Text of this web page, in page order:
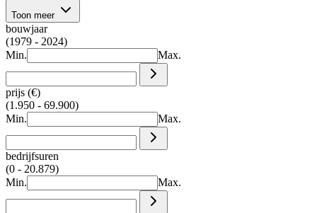
Toon meer
bouwjaar
(1979 - 2024)
Min.
Max.
prijs (€)
(1.950 - 69.900)
Min.
Max.
bedrijfsuren
(0 - 20.879)
Min.
Max.